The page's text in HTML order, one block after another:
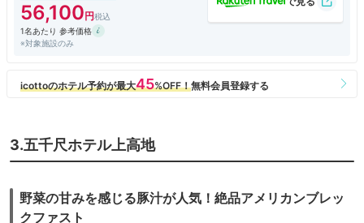
タオルを更衣室のタオル返却にいれ、袋〔カバンタイプ〕をフロントに返
しに行くと これはさしあげたものですとのこと。初めに言ってくれれ
ば 主人も もらったのに、タオルの所に返却したわと。あと2200円と
追加料金をはらいランチパックにしたので ランチをいただいたのです
っと押しやり 手の届かない位置に置くという なかなかない 訳の分か
らないサービスにびっくりしました。もっと安いところでも そんなこと
されたことはなかったです。あと お味も きっとランチを作る方と 高
なぜに あんなに口コミがいいのかわからなかったです。
56,100
1名あたり 参考価格
※対象施設のみ
3.五千尺ホテル上高地
野菜の甘みを感じる豚汁が人気！絶品アメリカンブレッ
クファスト